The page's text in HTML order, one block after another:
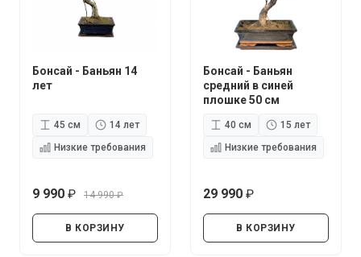
Бонсай - Баньян 14
лет
45 см
14 лет
Низкие требования
9 990
14 990
В КОРЗИНУ
Бонсай - Баньян
средний в синей
плошке 50 см
40 см
15 лет
Низкие требования
29 990
В КОРЗИНУ